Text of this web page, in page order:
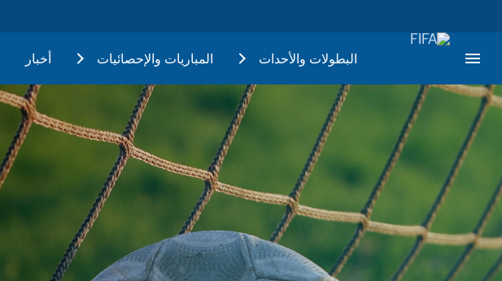
البطولات والأحدات المباريات والإحصائيات أخبار